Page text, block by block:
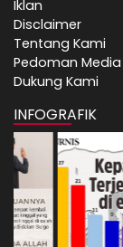
Iklan
Disclaimer
Tentang Kami
Pedoman Media
Dukung Kami
INFOGRAFIK